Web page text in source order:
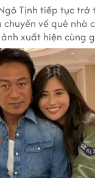
Tịnh tiếp tục trở
về quê nhà
xuất hiện cùng
thu hút sự quan